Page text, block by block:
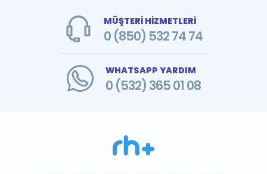
MÜŞTERİ HİZMETLERİ
0 (850) 532 74 74
WHATSAPP YARDIM
0 (532) 365 01 08